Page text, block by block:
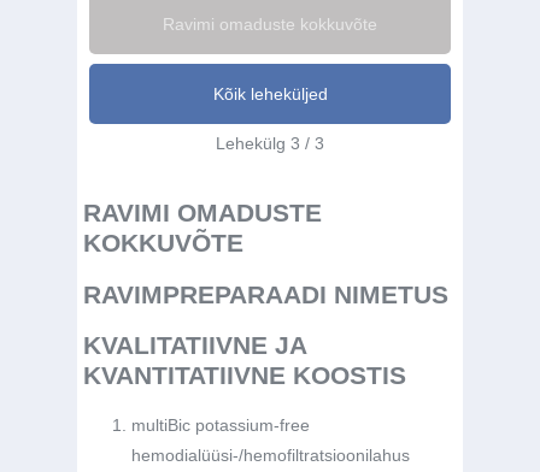
Ravimi omaduste kokkuvõte
Kõik leheküljed
Lehekülg 3 / 3
RAVIMI OMADUSTE
KOKKUVÕTE
RAVIMPREPARAADI NIMETUS
KVALITATIIVNE JA
KVANTITATIIVNE KOOSTIS
multiBic potassium-free
hemodialüüsi-/hemofiltratsioonilahus